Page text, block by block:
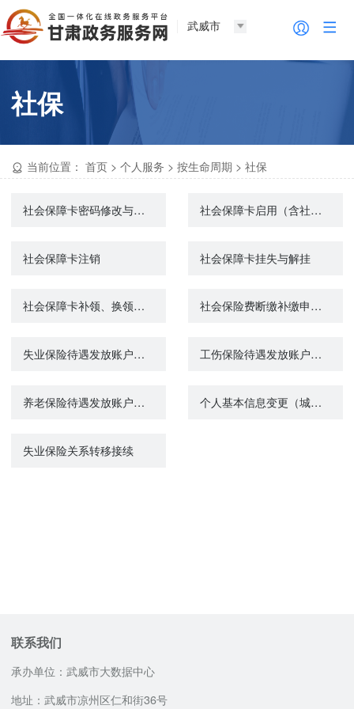
武威市
社保
当前位置： 首页 >个人服务 >按生命周期 >社保
社会保障卡密码修改与重置 社会保障卡启用（含社会保障卡银行账户激活）
社会保障卡注销 社会保障卡挂失与解挂
社会保障卡补领、换领、换发 社会保险费断缴补缴申报（城镇企业职工基本养老保险）
失业保险待遇发放账户维护申请 工伤保险待遇发放账户维护申请
养老保险待遇发放账户维护申请（城镇企业职工基本养老保险） 个人基本信息变更（城镇企业职工基本养老保险）
失业保险关系转移接续
联系我们
承办单位：武威市大数据中心
地址：武威市凉州区仁和街36号